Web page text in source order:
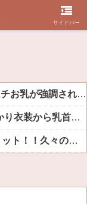
【画像】 吉川愛さん(26)、縛られてムチムチお乳が強調されてしまう
【動画】 女子アナさん、ノーブラでうっかり衣装から乳首が透けてしまう放送事故ｗｗｗ
女優・森日菜美、雑誌グラビアの水着ショット！！久々の姿にファン悶絶ｗｗ
サイドバー